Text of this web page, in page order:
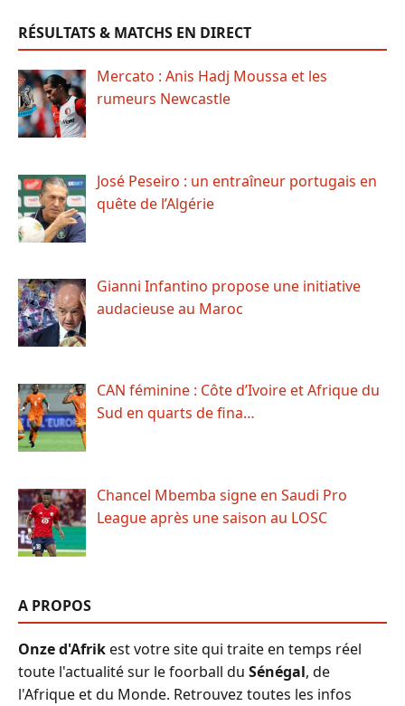
RÉSULTATS & MATCHS EN DIRECT
Mercato : Anis Hadj Moussa et les
rumeurs Newcastle
José Peseiro : un entraîneur portugais en
quête de l’Algérie
Gianni Infantino propose une initiative
audacieuse au Maroc
CAN féminine : Côte d’Ivoire et Afrique du
Sud en quarts de fina…
Chancel Mbemba signe en Saudi Pro
League après une saison au LOSC
A PROPOS
Onze d'Afrikest votre site qui traite en temps réel
toute l'actualité sur le foorball du Sénégal, de
l'Afrique et du Monde. Retrouvez toutes les infos